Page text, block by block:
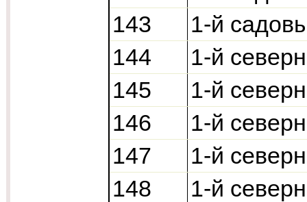
143
1-й
144
1-й
145
1-й
146
1-й
147
1-й
148
1-й